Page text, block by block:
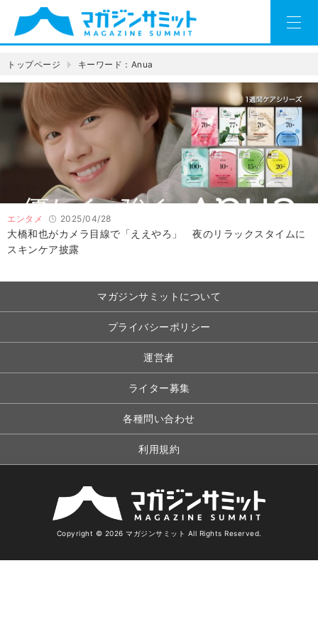
トップページ キーワード：Anua
エンタメ 2025/04/28
大橋和也がカメラ目線で「ええやろ」 夜のリラックスタイムに
スキンケア披露
マガジンサミットについて
プライバシーポリシー
運営者
ライター募集
各種問い合わせ
利用規約
Copyright © 2026 マガジンサミット All Rights Reserved.